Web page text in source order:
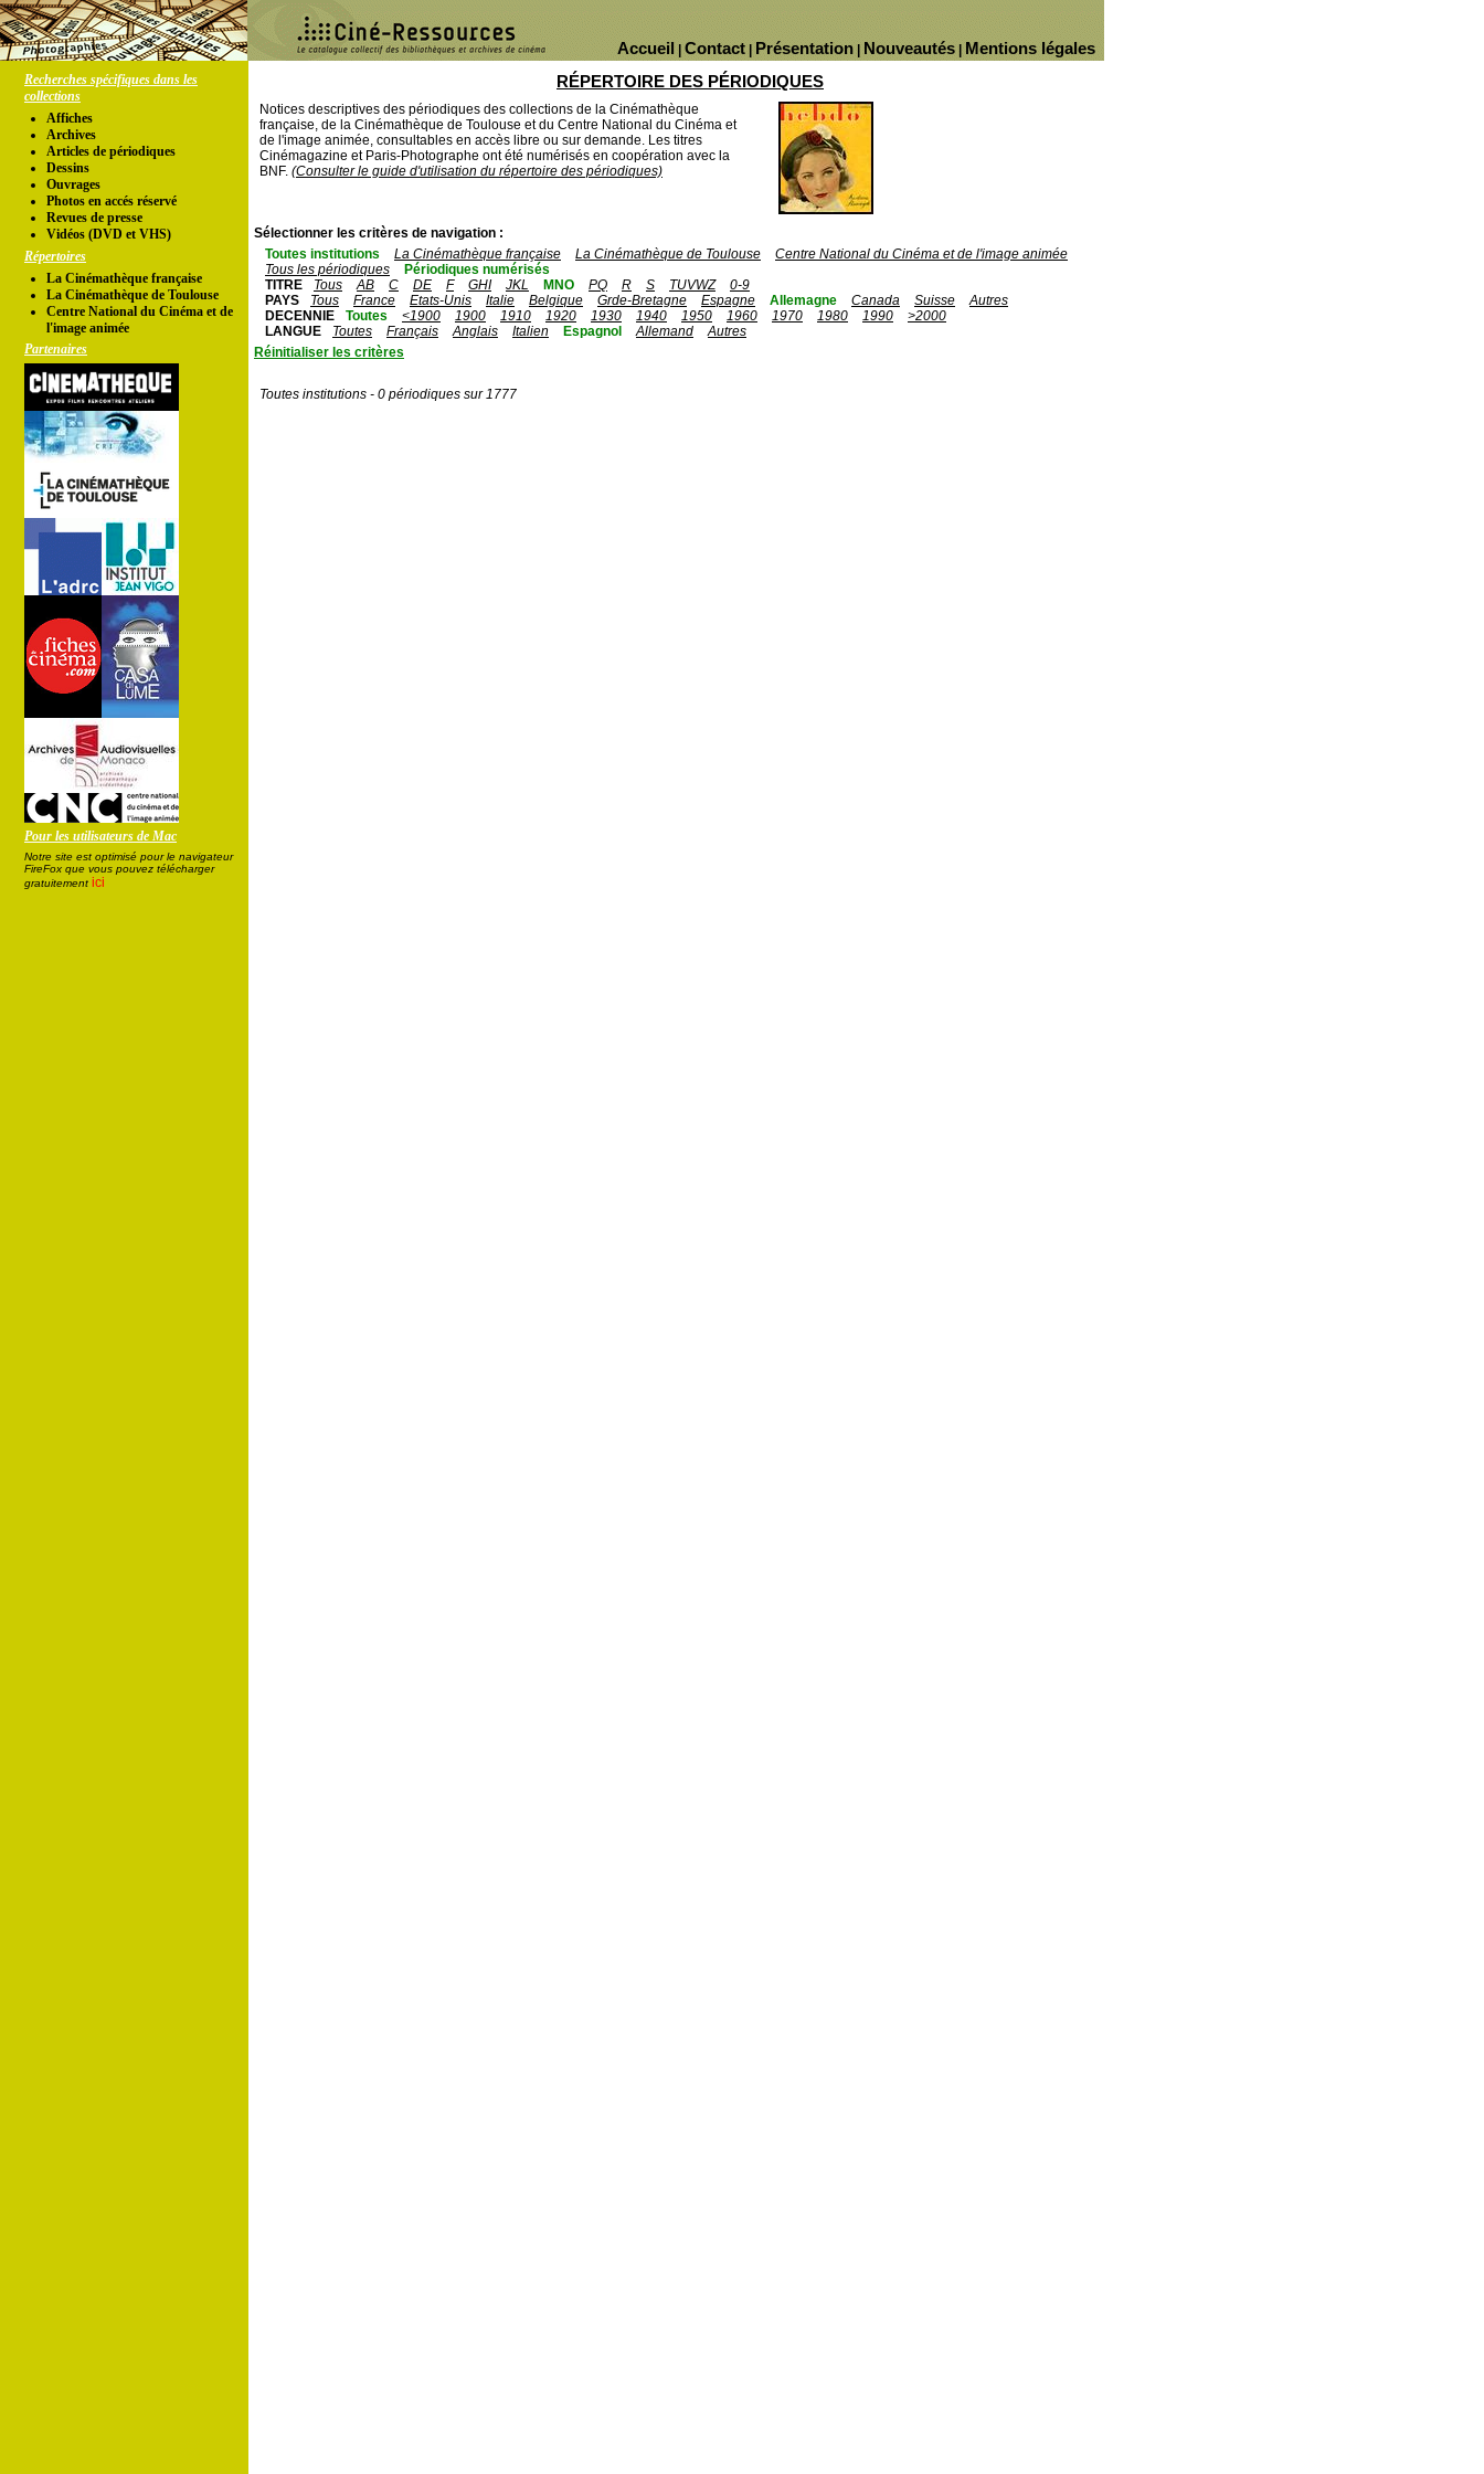
Mentions légales
Nouveautés
Présentation
Contact
Accueil
Recherches spécifiques dans les
collections
Affiches
Archives
Articles de périodiques
Dessins
Ouvrages
Photos en accés réservé
Revues de presse
Vidéos (DVD et VHS)
Répertoires
La Cinémathèque française
La Cinémathèque de Toulouse
Centre National du Cinéma et de
l'image animée
Partenaires
Pour les utilisateurs de Mac
Notre site est optimisé pour le navigateur
FireFox que vous pouvez télécharger
gratuitement ici
RÉPERTOIRE DES PÉRIODIQUES
Notices descriptives des périodiques des collections de la Cinémathèque
française, de la Cinémathèque de Toulouse et du Centre National du Cinéma et
de l'image animée, consultables en accès libre ou sur demande. Les titres
Cinémagazine et Paris-Photographe ont été numérisés en coopération avec la
BNF. (Consulter le guide d'utilisation du répertoire des périodiques)
Sélectionner les critères de navigation :
Toutes institutions
La Cinémathèque française La Cinémathèque de Toulouse
Centre National du Cinéma et de l'image animée
Tous les périodiques
Périodiques numérisés
TITRE
Tous AB C DE F GHI JKL MNO PQ R S TUVWZ
0-9
PAYS
Tous France Etats-Unis Italie Belgique Grde-Bretagne Espagne Allemagne Canada Suisse
Autres
DECENNIE
Toutes <1900 1900 1910 1920 1930 1940 1950 1960 1970 1980 1990
>2000
LANGUE
Toutes Français Anglais Italien Espagnol Allemand
Autres
Réinitialiser les critères
Toutes institutions - 0 périodiques sur 1777